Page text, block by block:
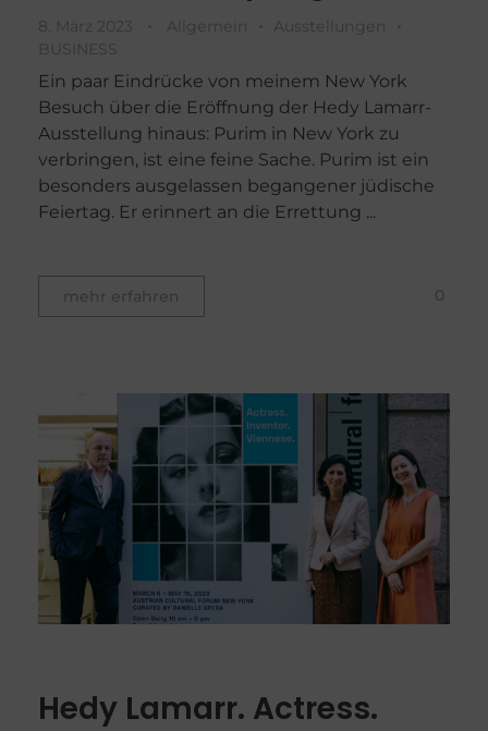
8. März 2023 Allgemein
Ausstellungen
BUSINESS
Ein paar Eindrücke von meinem New York
Besuch über die Eröffnung der Hedy Lamarr-
Ausstellung hinaus: Purim in New York zu
verbringen, ist eine feine Sache. Purim ist ein
besonders ausgelassen begangener jüdische
Feiertag. Er erinnert an die Errettung ...
mehr erfahren 0
Hedy Lamarr. Actress.